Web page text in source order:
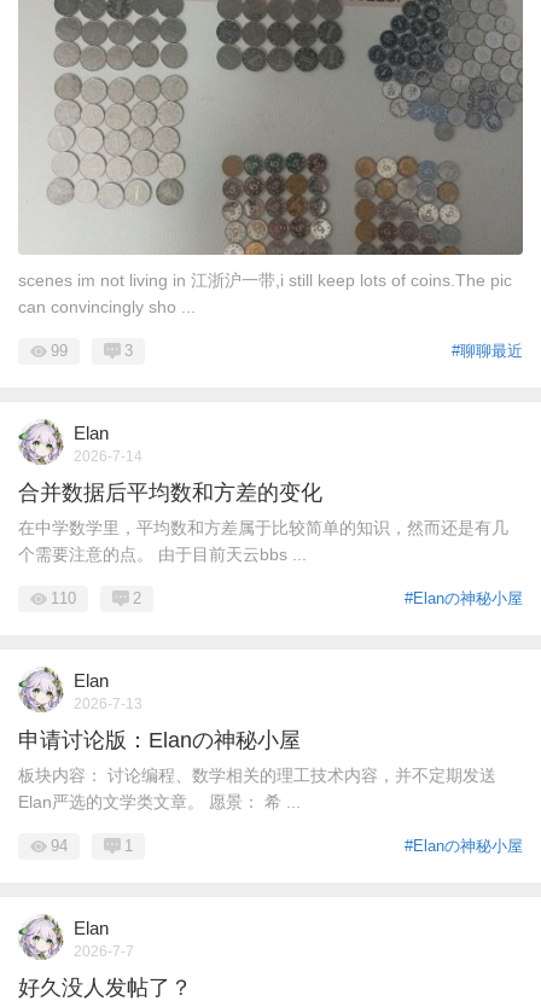
scenes im not living in 江浙沪一带,i still keep lots of coins.The pic
can convincingly sho ...
#聊聊最近
99 3
Elan
2026-7-14
合并数据后平均数和方差的变化
在中学数学里，平均数和方差属于比较简单的知识，然而还是有几
个需要注意的点。 由于目前天云bbs ...
#Elanの神秘小屋
110 2
Elan
2026-7-13
申请讨论版：Elanの神秘小屋
板块内容： 讨论编程、数学相关的理工技术内容，并不定期发送
Elan严选的文学类文章。 愿景： 希 ...
#Elanの神秘小屋
94 1
Elan
2026-7-7
好久没人发帖了？